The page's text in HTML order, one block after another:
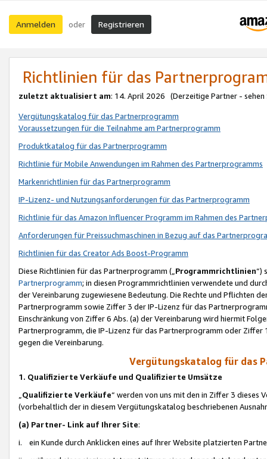
Anmelden oder Registrieren
Richtlinien für das
zuletzt aktualisiert am: 14. April 2026 (Derzeitige Partner - sehen
Vergütungskatalog für das Partnerprogramm
Voraussetzungen für die Teilnahme am Partnerprogramm
Produktkatalog für das Partnerprogramm
Richtlinie für Mobile Anwendungen im Rahmen des Partnerprogramms
Markenrichtlinien für das Partnerprogramm
IP-Lizenz- und Nutzungsanforderungen für das Partnerprogramm
Richtlinie für das Amazon Influencer Programm im Rahmen des
Anforderungen für Preissuchmaschinen in Bezug auf das
Richtlinien für das Creator Ads Boost-Programm
Diese Richtlinien für das Partnerprogramm („Programmrichtlinien“)
Partnerprogramm; in diesen Programmrichtlinien verwendete und
der Vereinbarung zugewiesene Bedeutung. Die Rechte und Pflichten
Partnerprogramm sowie Ziffer 3 der IP-Lizenz für das
Einschränkung von Ziffer 6 Abs. (a) der Vereinbarung wird hiermit
Partnerprogramm, die IP-Lizenz für das Partnerprogramm oder
gegen die Vereinbarung.
Vergütungskatalog für das
1. Qualifizierte Verkäufe und Qualifizierte Umsätze
Qualifizierte Verkäufe“ werden von uns mit den in Ziffer 3
(vorbehaltlich der in diesem Vergütungskatalog beschriebenen
(a) Partner- Link auf Ihrer Site:
i. ein Kunde durch Anklicken eines auf Ihrer Website platzierten